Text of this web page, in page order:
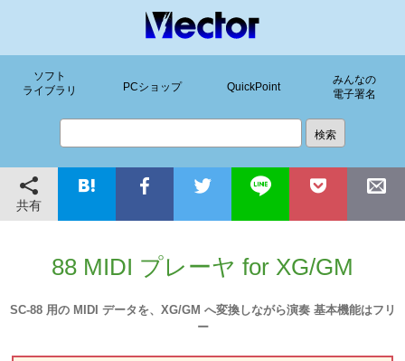
ソフト
ライブラリ
PCショップ QuickPoint
みんなの
電子署名
共有
88 MIDI プレーヤ for XG/GM
SC-88 用の MIDI データを、XG/GM へ変換しながら演奏 基本機能はフリ
ー